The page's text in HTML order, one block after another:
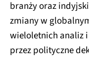
branży oraz
zmiany w
wieloletnich analiz
przez polityczne